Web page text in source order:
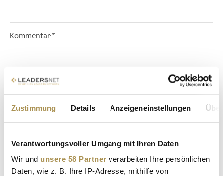
Zustimmung Details Anzeigeneinstellungen
Verantwortungsvoller Umgang mit Ihren Daten
Wir und unsere 58 Partner verarbeiten Ihre persönlichen
Daten, wie z. B. Ihre IP-Adresse, mithilfe von
Kommentar:*
Sicherheitscode bestätigen:*